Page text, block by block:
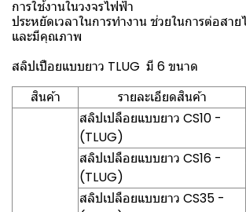
การใช้งานในวงจรไฟฟ้า
ประหยัดเวลาในการทำงาน ช่วยในการต่อสาย
และมีคุณภาพ
สลิปเปือยแบบยาว TLUG มี 6 ขนาด
สินค้า
รายละเอียดสินค้า
สลิปเปลือยแบบยาว CS10 -
(TLUG)
สลิปเปลือยแบบยาว CS16 -
(TLUG)
สลิปเปลือยแบบยาว CS35 -